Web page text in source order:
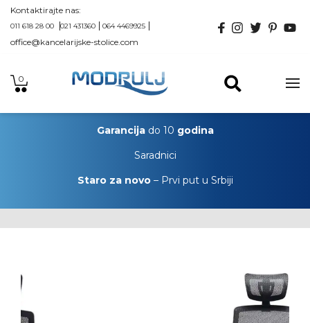
Kontaktirajte nas:
011 618 28 00 021 431360 064 4469925
office@kancelarijske-stolice.com
0
Garancijado 10 godina
Saradnici
Staro za novo– Prvi put u Srbiji